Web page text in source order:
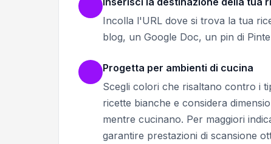
Incolla l'URL dove si trova la tua
blog, un Google Doc, un pin di
Progetta per ambienti di cucina
Scegli colori che risaltano contro i
ricette bianche e considera
mentre cucinano. Per maggiori
garantire prestazioni di scansione